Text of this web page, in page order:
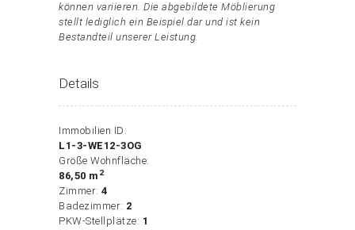
können variieren. Die abgebildete Möblierung
stellt lediglich ein Beispiel dar und ist kein
Bestandteil unserer Leistung.
Details
Immobilien ID:
L1-3-WE12-3OG
Größe Wohnfläche:
86,50 m 2
Zimmer: 4
Badezimmer: 2
PKW-Stellplätze: 1